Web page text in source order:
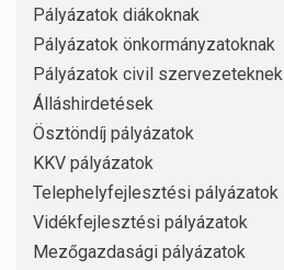
Pályázatok diákoknak
Pályázatok önkormányzatoknak
Pályázatok civil szervezeteknek
Álláshirdetések
Ösztöndíj pályázatok
KKV pályázatok
Telephelyfejlesztési pályázatok
Vidékfejlesztési pályázatok
Mezőgazdasági pályázatok